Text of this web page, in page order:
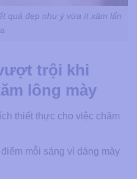
quả đẹp như ý vừa ít xâm lấn
trội khi
lông mày
thiết thực cho việc chăm
mỗi sáng vì dáng mày